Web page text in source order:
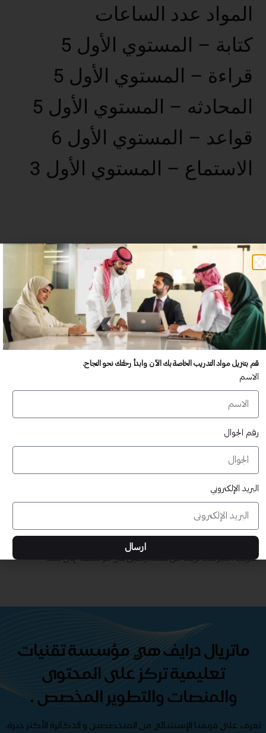
المواد عدد الساعات
كتابة – المستوي الأول 5
قراءة – المستوي الأول 5
المحادثه – المستوي الأول 5
قواعد – المستوي الأول 6
الاستماع – المستوي الأول 3
عدد غير محدود من المستخدمين
تدريب أكبر عدد تريده من المشاركين في موقعك - ​​إلى الأبد!
لا توجد رسوم تجديد سنوية
تدريب أكبر عدد تريده من المشاركين في موقعك - ​​إلى الأبد!
قابلة للتخصيص بالكامل
تدريب أكبر عدد تريده من المشاركين في موقعك - ​​إلى الأبد!
حقوق طباعة غير محدودة
تدريب أكبر عدد تريده من المشاركين في موقعك - ​​إلى الأبد!
ماتريال درايف هي مؤسسة تقنيات
تعليمية تركز على المحتوى
والمنصات والتطوير المخصص .
تعرف على فريقنا الإستثنائي من المتخصصين و الدكاترة الأكثر خبرة،
قم بتنزيل مواد التدريب الخاصة بك الآن وابدأ رحلتك نحو النجاح.
الاسم
رقم الجوال
البريد الإلكتروني
ارسال